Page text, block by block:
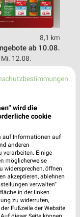
8,1 km
ab 10.08.
12.08.
wird die
cookie
auf Informationen auf
anderen
verarbeiten. Einige
möglicherweise
widersprechen, öffnen
akzeptieren, ablehnen
verwalten“
in der linken
zu widerrufen,
Fußzeile der Website